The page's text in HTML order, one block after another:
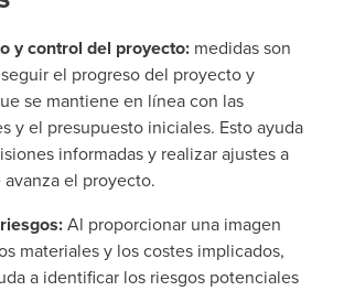
y control del proyecto: medidas son
el progreso del proyecto y
se mantiene en línea con las
y el presupuesto iniciales. Esto ayuda
informadas y realizar ajustes a
el proyecto.
Al proporcionar una imagen
materiales y los costes implicados,
a identificar los riesgos potenciales